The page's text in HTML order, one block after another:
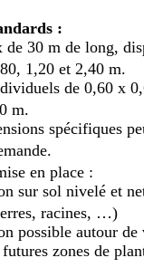
:
30 m de long,
1,20 et 2,40 m.
de 0,60 x
m.
spécifiques
en place :
sol nivelé et
racines, …)
autour de
zones de